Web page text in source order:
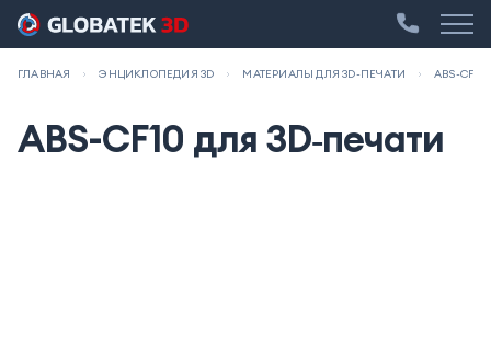
ГЛАВНАЯ ЭНЦИКЛОПЕДИЯ 3D МАТЕРИАЛЫ ДЛЯ 3D-ПЕЧАТИ ABS-CF10
ABS-CF10 для 3D‑печати